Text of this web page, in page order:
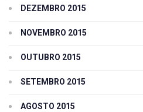
DEZEMBRO 2015
NOVEMBRO 2015
OUTUBRO 2015
SETEMBRO 2015
AGOSTO 2015